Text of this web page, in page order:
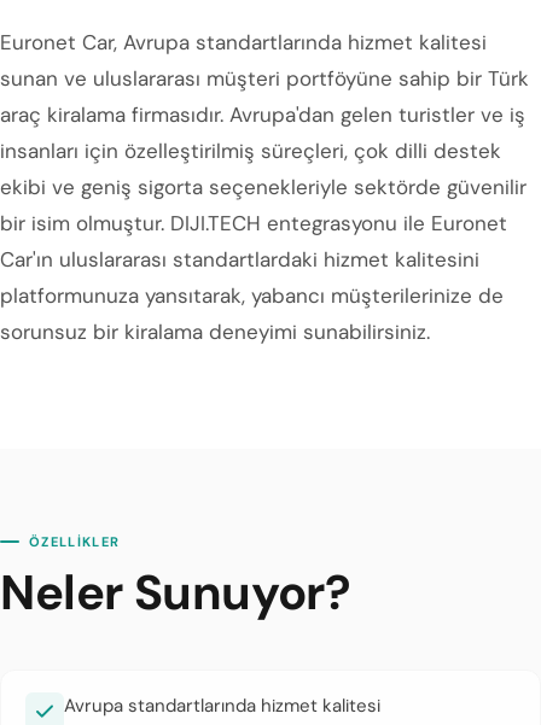
Euronet Car, Avrupa standartlarında hizmet kalitesi
sunan ve uluslararası müşteri portföyüne sahip bir Türk
araç kiralama firmasıdır. Avrupa'dan gelen turistler ve iş
insanları için özelleştirilmiş süreçleri, çok dilli destek
ekibi ve geniş sigorta seçenekleriyle sektörde güvenilir
bir isim olmuştur. DIJI.TECH entegrasyonu ile Euronet
Car'ın uluslararası standartlardaki hizmet kalitesini
platformunuza yansıtarak, yabancı müşterilerinize de
sorunsuz bir kiralama deneyimi sunabilirsiniz.
ÖZELLİKLER
Neler Sunuyor?
Avrupa standartlarında hizmet kalitesi